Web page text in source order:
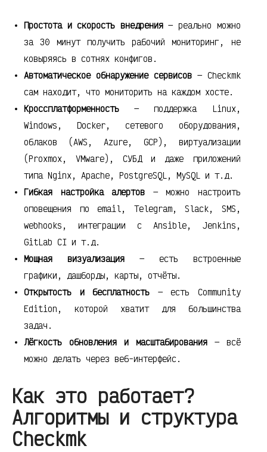
Простота и скорость внедрения— реально можно
за 30 минут получить рабочий мониторинг, не
ковыряясь в сотнях конфигов.
Автоматическое обнаружение сервисов— Checkmk
сам находит, что мониторить на каждом хосте.
Кроссплатформенность — поддержка Linux,
Windows, Docker, сетевого оборудования,
облаков (AWS, Azure, GCP), виртуализации
(Proxmox, VMware), СУБД и даже приложений
типа Nginx, Apache, PostgreSQL, MySQL и т.д.
Гибкая настройка алертов — можно настроить
оповещения по email, Telegram, Slack, SMS,
webhooks, интеграции с Ansible, Jenkins,
GitLab CI и т.д.
Мощная визуализация— есть встроенные
графики, дашборды, карты, отчёты.
Открытость и бесплатность — есть Community
Edition, которой хватит для большинства
задач.
Лёгкость обновления и масштабирования— всё
можно делать через веб-интерфейс.
Как это работает?
Алгоритмы и структура
Checkmk